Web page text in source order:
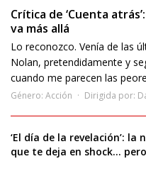
Crítica de ‘Cuenta
va más allá
Lo reconozco. Venía de las
Nolan, pretendidamente y
cuando me parecen las
Género: Acción Dirigida por:
‘El día de la revelación’: la
que te deja en shock…